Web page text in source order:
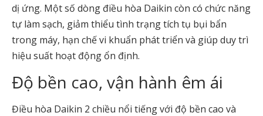
dị ứng. Một số dòng điều hòa Daikin còn có chức năng
tự làm sạch, giảm thiểu tình trạng tích tụ bụi bẩn
trong máy, hạn chế vi khuẩn phát triển và giúp duy trì
hiệu suất hoạt động ổn định.
Độ bền cao, vận hành êm ái
Điều hòa Daikin 2 chiều nổi tiếng với độ bền cao và